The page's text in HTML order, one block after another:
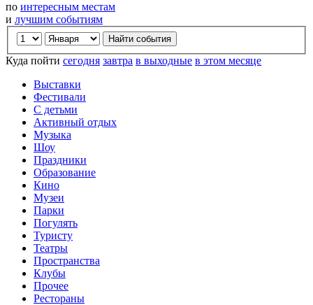
по интересным местам
и лучшим событиям
Куда пойти сегодня завтра в выходные в этом месяце
Выставки
Фестивали
С детьми
Активный отдых
Музыка
Шоу
Праздники
Образование
Кино
Музеи
Парки
Погулять
Туристу
Театры
Пространства
Клубы
Прочее
Рестораны